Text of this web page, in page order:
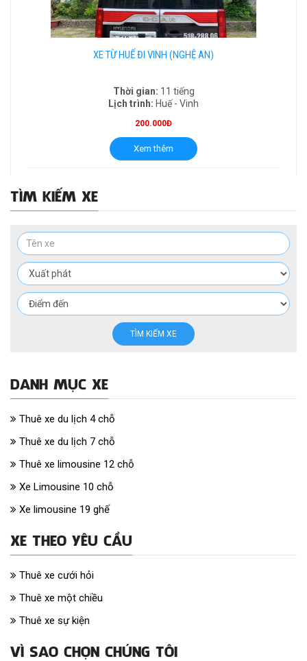
XE TỪ HUẾ ĐI VINH (NGHỆ AN)
Thời gian: 11 tiếng
Lịch trình: Huế - Vinh
200.000Đ
Xem thêm
TÌM KIẾM XE
TÌM KIẾM XE
DANH MỤC XE
Thuê xe du lịch 4 chỗ
Thuê xe du lịch 7 chỗ
Thuê xe limousine 12 chỗ
Xe Limousine 10 chỗ
Xe limousine 19 ghế
XE THEO YÊU CẦU
Thuê xe cưới hỏi
Thuê xe một chiều
Thuê xe sự kiện
VÌ SAO CHỌN CHÚNG TÔI